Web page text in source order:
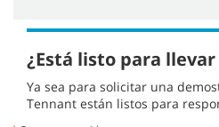
¿Está listo para
Ya sea para solicitar una
Tennant están listos para